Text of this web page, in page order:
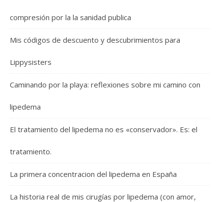
compresión por la la sanidad publica
Mis códigos de descuento y descubrimientos para
Lippysisters
Caminando por la playa: reflexiones sobre mi camino con
lipedema
El tratamiento del lipedema no es «conservador». Es: el
tratamiento.
La primera concentracion del lipedema en España
La historia real de mis cirugías por lipedema (con amor,